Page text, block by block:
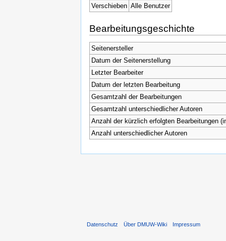
Verschieben Alle Benutzer
Bearbeitungsgeschichte
Seitenersteller
Datum der Seitenerstellung
Letzter Bearbeiter
Datum der letzten Bearbeitung
Gesamtzahl der Bearbeitungen
Gesamtzahl unterschiedlicher Autoren
Anzahl der kürzlich erfolgten Bearbeitungen
Anzahl unterschiedlicher Autoren
Datenschutz Über DMUW-Wiki Impressum